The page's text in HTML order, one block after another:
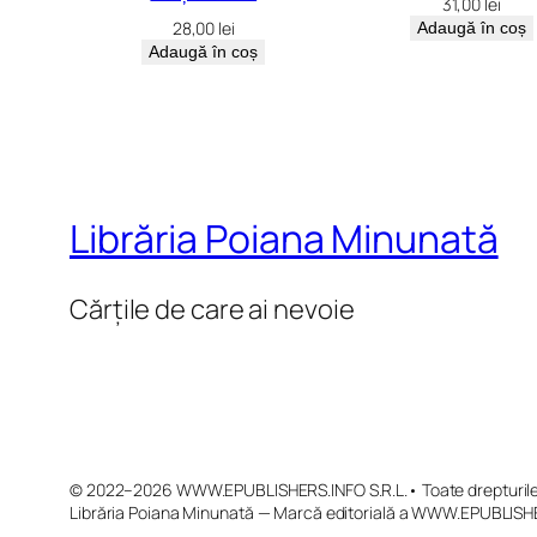
28,00 lei
Adaugă în coș
Adaugă în coș
Librăria Poiana Minunată
Cărțile de care ai nevoie
© 2022–2026 WWW.EPUBLISHERS.INFO S.R.L.• Toate
Librăria Poiana Minunată — Marcă editorială a